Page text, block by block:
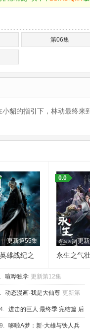
第06集
貂的指引下，林动最终来
更新第55集
雄战纪之
更
0.0
永生之气
喧哗独学 更新第12集
动态漫画·我是大仙尊 更新第
集进击的巨人 最终季 完结篇 后
HD中字
哆啦A梦：新·大雄与铁人兵